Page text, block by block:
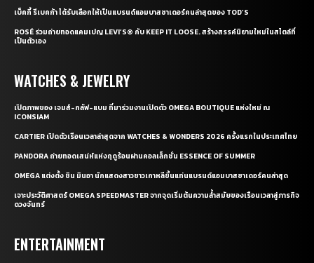
เบ็คกี้ รีเบคก้า ได้รับเลือกให้เป็นแบรนด์แอมบาสซาเดอร์คนล่าสุดของ TOD’S
ROSÉ ร่วมถ่ายทอดแคมเปญ LEVI’S® กับ KEEP IT LOOSE. สร้างสรรค์นิยามใหม่ในสไตล์ที่
เป็นตัวเอง
WATCHES & JEWELRY
เปิดภาพของ เจมส์-กลัฟ-แบม ที่มาร่วมงานเปิดตัว OMEGA BOUTIQUE แห่งใหม่ ณ
ICONSIAM
CARTIER เปิดตัวเรือนเวลาล่าสุดจาก WATCHES & WONDERS 2026 ครั้งแรกในประเทศไทย
PANDORA ถ่ายทอดเสน่ห์แห่งฤดูร้อนผ่านคอลเล็กชั่น ESSENCE OF SUMMER
OMEGA แต่งตั้ง ชิน มินอา นักแสดงสาวชาวเกาหลีขึ้นแท่นแบรนด์แอมบาสซาเดอร์คนล่าสุด
เจาะประวัติศาสตร์ OMEGA SPEEDMASTER จากจุดเริ่มต้นความล้ำสมัยของเรือนเวลาสู่ภารกิจ
ดวงจันทร์
ENTERTAINMENT